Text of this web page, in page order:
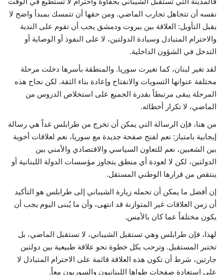
نفسه أن تتجاهل تجارب الماضي. ومن حقها أن تتمسك بمبدأ واضح لا
يقبل التأويل: العلاقة بين بيروت ودمشق يجب أن تقوم على الندية
والاحترام المتبادل وسيادة الدولتين، لا على النفوذ أو الوصاية أو
التدخل في الشؤون الداخلية.
لقد تغير لبنان، كما تغيرت سوريا. والمنطقة بأسرها دخلت مرحلة
مختلفة عنوانها التسويات والانفتاح وإعادة بناء الثقة. لكن نجاح هذه
المرحلة يبقى مرتبطاً بقدرة الجميع على استخلاص الدروس من
الماضي، لا تكرار أخطائه.
من هنا، فإن الرسالة التي يمكن أن تخرج من طرابلس غداً هي رسالة
إيجابية بامتياز: نعم لفتح صفحة جديدة مع سوريا، نعم لعلاقات أخوية
بين الشعبين، نعم للتعاون السياسي والاقتصادي والأمني بين
الدولتين، لكن لا لعودة أي منطق يتجاوز مؤسسات الدولة اللبنانية أو
ينتقص من قرارها الوطني المستقل.
إن أفضل ما يمكن أن تحمله زيارة الشيباني إلى طرابلس هو التأكيد
أن زمن العلاقات غير المتوازنة قد انتهى، وأن ما يُبنى اليوم يجب أن
يكون مختلفاً عما كان بالأمس.
لهذا، فإن طرابلس وهي تستقبل الشيباني، لا تستقبل الماضي، بل
تختبر المستقبل. وترحب بكل خطوة نحو علاقة طبيعية بين دولتين
جارتين، شرط أن تكون هذه العلاقة قائمة على الاحترام المتبادل لا
على استعادة صفحات طواها اللبنانيون والسوريون معاً.